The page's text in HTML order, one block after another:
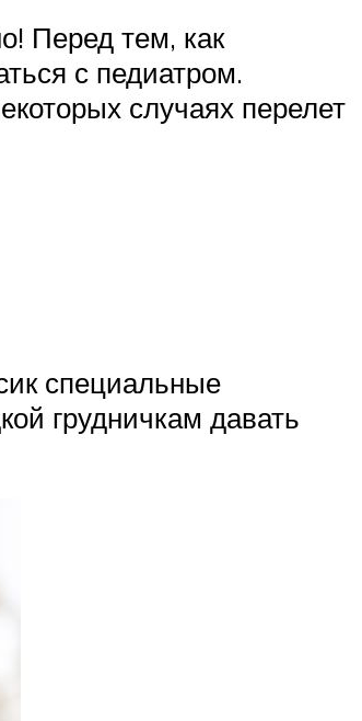
Перед тем, как
с педиатром.
случаях перелет
специальные
грудничкам давать